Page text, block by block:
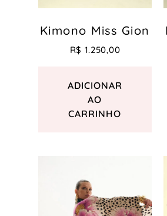
Kimono Miss Gion
R$ 1.250,00
ADICIONAR
AO
CARRINHO